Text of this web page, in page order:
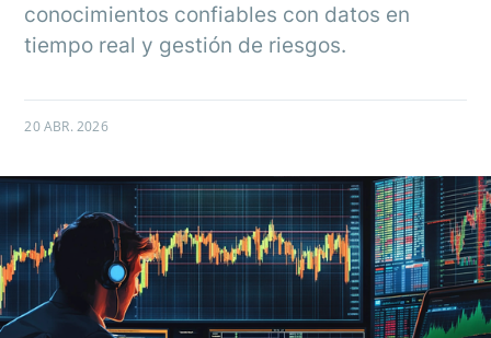
conocimientos confiables con datos en
tiempo real y gestión de riesgos.
20 ABR. 2026